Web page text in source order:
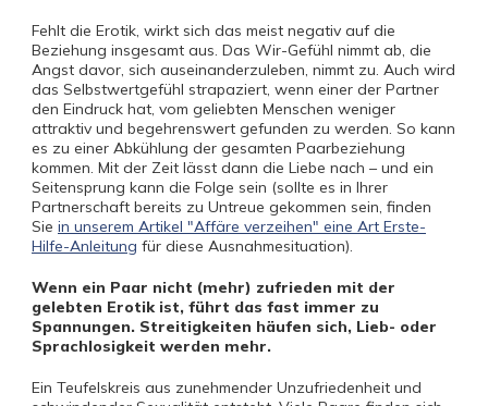
Fehlt die Erotik, wirkt sich das meist negativ auf die
Beziehung insgesamt aus. Das Wir-Gefühl nimmt ab, die
Angst davor, sich auseinanderzuleben, nimmt zu. Auch wird
das Selbstwertgefühl strapaziert, wenn einer der Partner
den Eindruck hat, vom geliebten Menschen weniger
attraktiv und begehrenswert gefunden zu werden. So kann
es zu einer Abkühlung der gesamten Paarbeziehung
kommen. Mit der Zeit lässt dann die Liebe nach – und ein
Seitensprung kann die Folge sein (sollte es in Ihrer
Partnerschaft bereits zu Untreue gekommen sein, finden
Sie in unserem Artikel "Affäre verzeihen" eine Art Erste-
Hilfe-Anleitung für diese Ausnahmesituation).
Wenn ein Paar nicht (mehr) zufrieden mit der
gelebten Erotik ist, führt das fast immer zu
Spannungen. Streitigkeiten häufen sich, Lieb- oder
Sprachlosigkeit werden mehr.
Ein Teufelskreis aus zunehmender Unzufriedenheit und